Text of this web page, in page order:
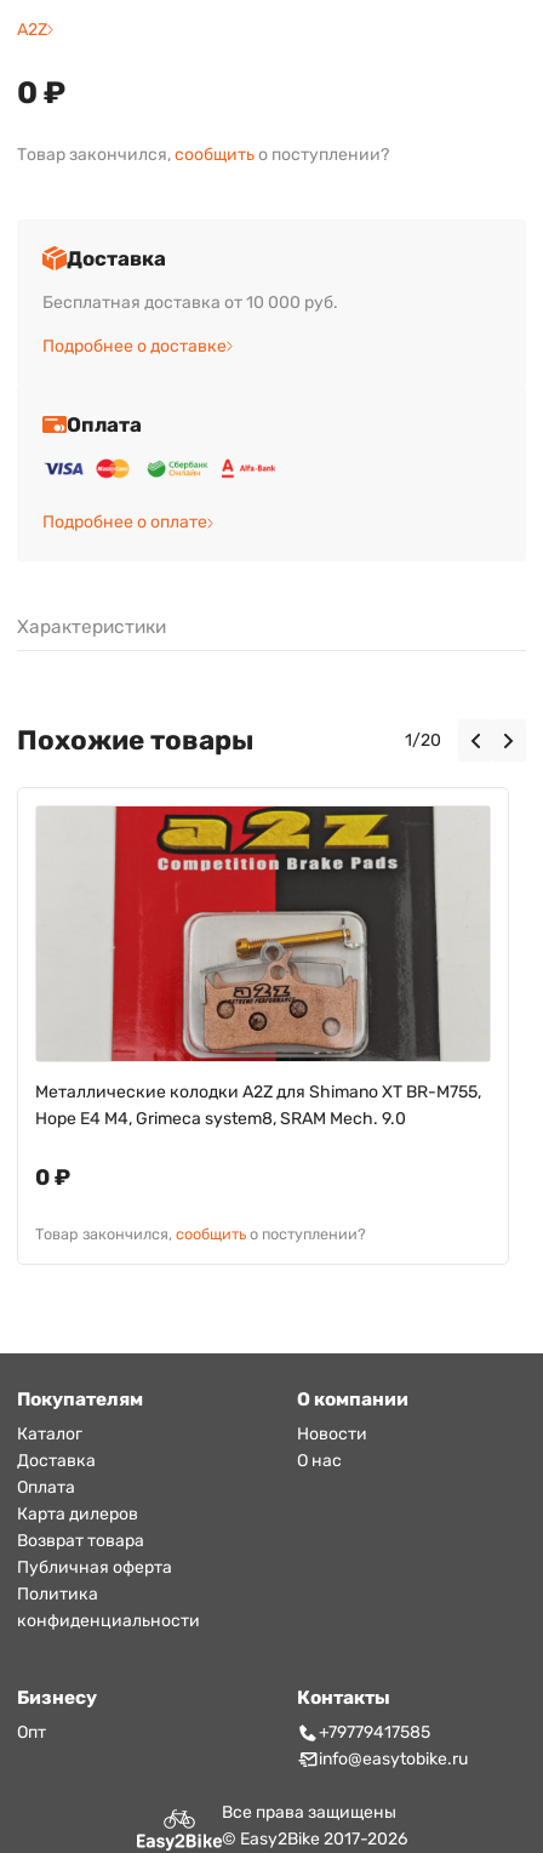
A2Z
0 ₽
Товар закончился,сообщитьо поступлении?
Доставка
Бесплатная доставка от 10 000 руб.
Подробнее о доставке
Оплата
Подробнее о оплате
Характеристики
Похожие товары 1/20
Металлические колодки A2Z для Shimano XT BR-M755,
Hope E4 M4, Grimeca system8, SRAM Mech. 9.0
0 ₽
Товар закончился, сообщить о поступлении?
Все права защищены
© Easy2Bike 2017-2026
Покупателям
Каталог
Доставка
Оплата
Карта дилеров
Возврат товара
Публичная оферта
Политика
конфиденциальности
О компании
Новости
О нас
Бизнесу
Опт
Контакты
+79779417585
info@easytobike.ru